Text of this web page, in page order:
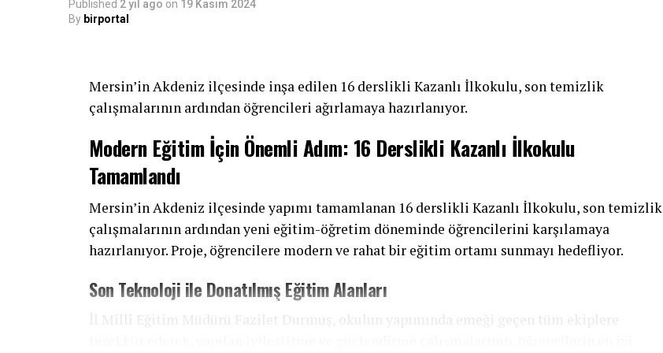
Naci Durmaz’ın etkili iletişim becerileri, kursiyerlerle kurduğu güvene dayalı ilişkisinin
anılmasını sağladı.
verdiği önem ve iletişim becerileriyle kursiyerlerin gönlünde taht kurmuş bir isim olarak
öne çıkıyor. Bu başarı, halk eğitim kurumlarının toplumsal gelişimdeki önemini bir kez daha
Published 2 yıl ago on 19 Kasım 2024
By birportal
Mersin’in Akdeniz ilçesinde inşa edilen 16 derslikli Kazanlı İlkokulu, son temizlik
çalışmalarının ardından öğrencileri ağırlamaya hazırlanıyor.
Modern Eğitim İçin Önemli Adım: 16 Derslikli Kazanlı İlkokulu
Tamamlandı
Mersin’in Akdeniz ilçesinde yapımı tamamlanan 16 derslikli Kazanlı İlkokulu, son temizlik
çalışmalarının ardından yeni eğitim-öğretim döneminde öğrencilerini karşılamaya
hazırlanıyor. Proje, öğrencilere modern ve rahat bir eğitim ortamı sunmayı hedefliyor.
Son Teknoloji ile Donatılmış Eğitim Alanları
İl Millî Eğitim Müdürü Fazilet Durmuş, okulun yapımında emeği geçen tüm ekiplere